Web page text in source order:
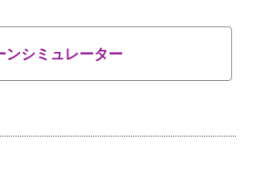
ンシミュレーター